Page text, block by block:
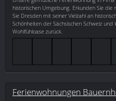
historischen Umgebung. Erkunden Sie
Sie Dresden mit seiner Vielzahl an
Schönheiten der Sächsischen Schweiz
Wohlfühloase zurück.
Ferienwohnungen